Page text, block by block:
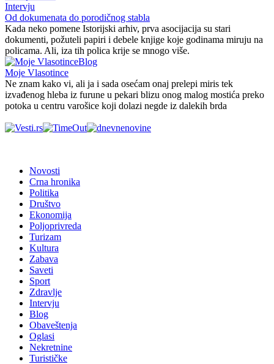
Intervju
Od dokumenata do porodičnog stabla
Kada neko pomene Istorijski arhiv, prva asocijacija su stari
dokumenti, požuteli papiri i debele knjige koje godinama miruju na
policama. Ali, iza tih polica krije se mnogo više.
Blog
Moje Vlasotince
Ne znam kako vi, ali ja i sada osećam onaj prelepi miris tek
izvađenog hleba iz furune u pekari blizu onog malog mostića preko
potoka u centru varošice koji dolazi negde iz dalekih brda
Novosti
Crna hronika
Politika
Društvo
Ekonomija
Poljoprivreda
Turizam
Kultura
Zabava
Saveti
Sport
Zdravlje
Intervju
Blog
Obaveštenja
Oglasi
Nekretnine
Turističke